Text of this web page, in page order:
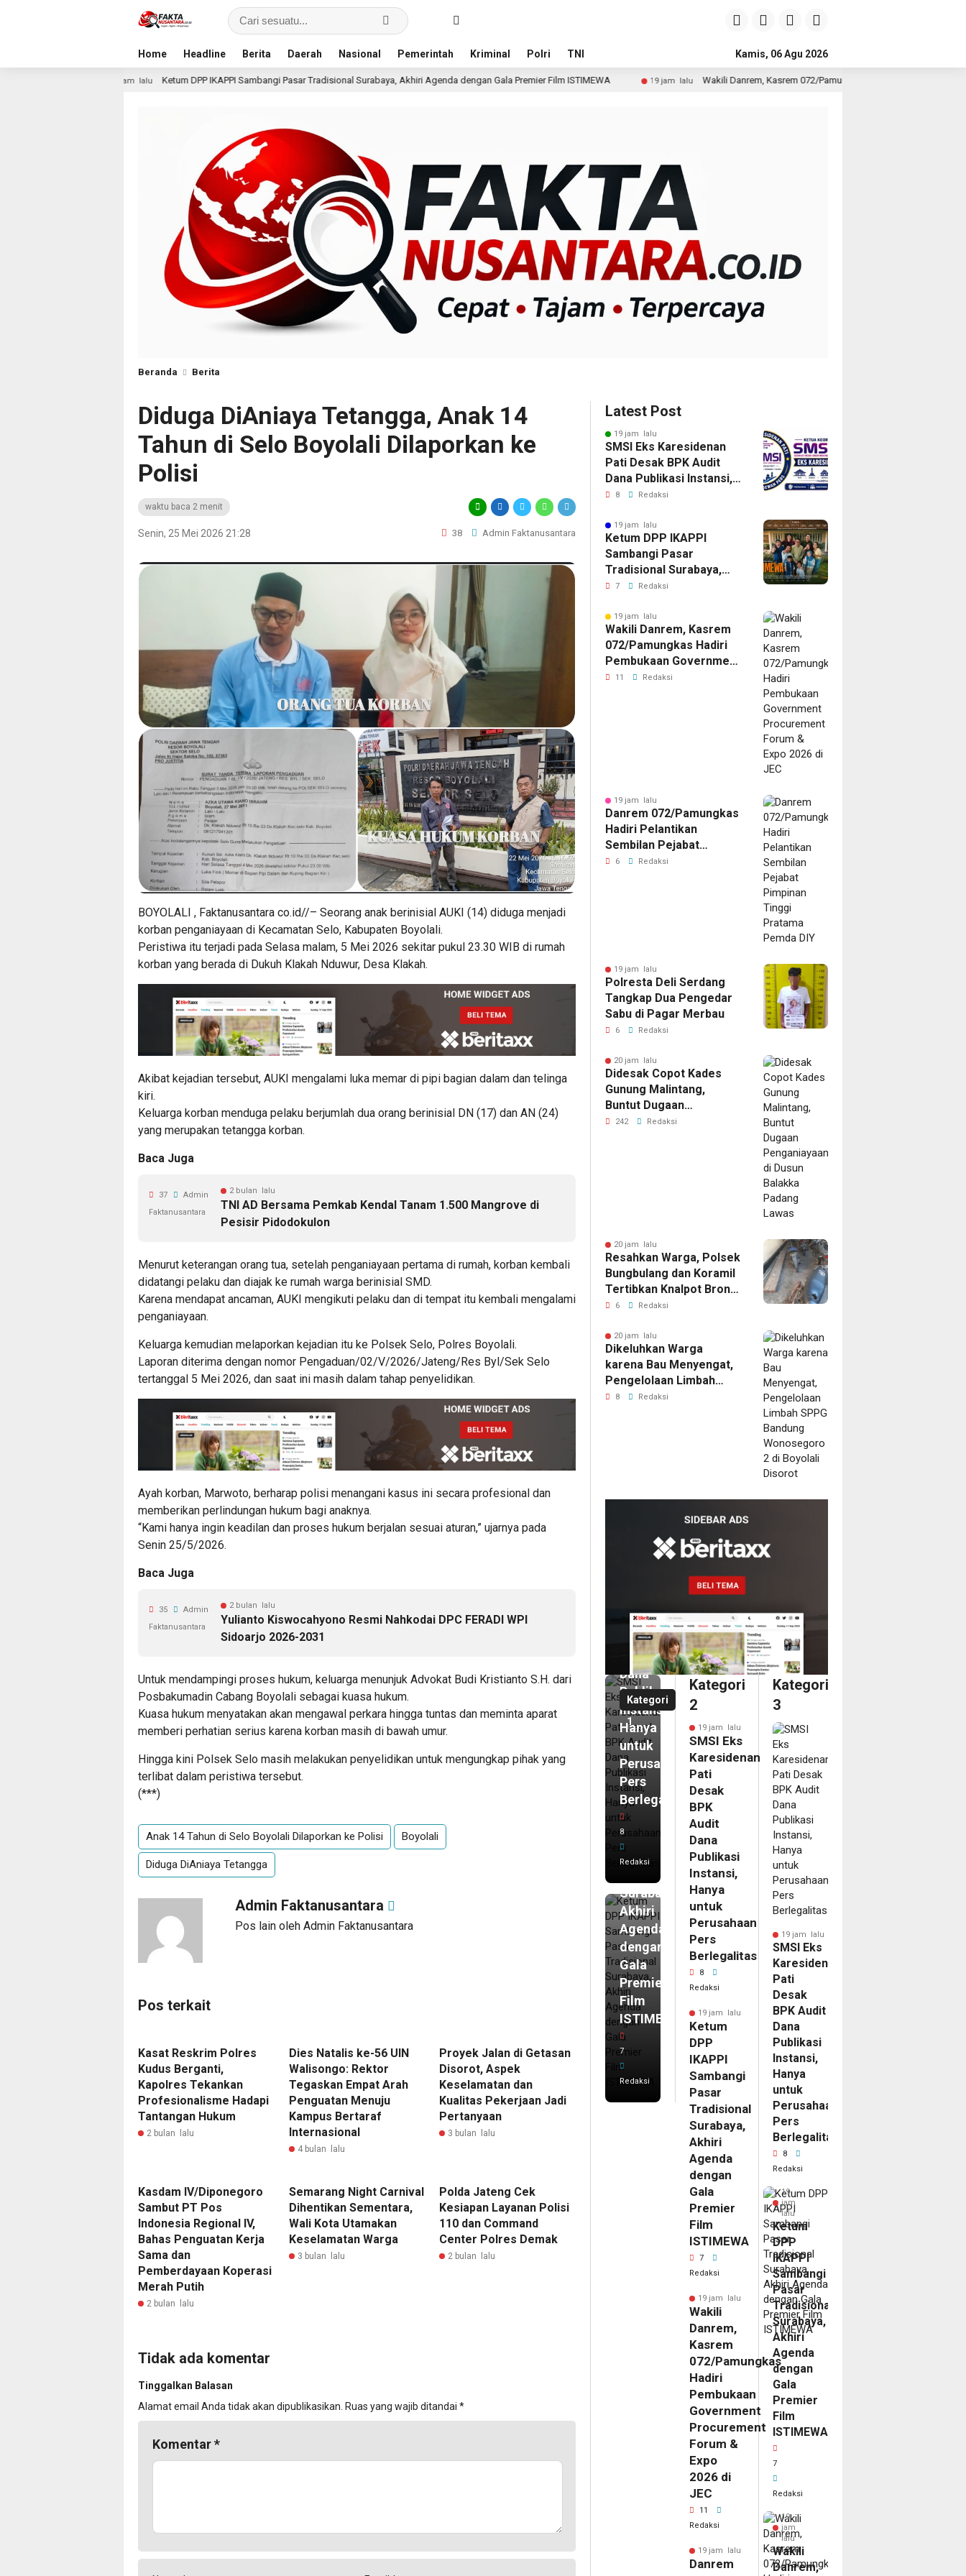
Home Headline Berita Daerah Nasional Pemerintah Kriminal Polri TNI Kamis, 06 Agu 2026
Ketum DPP IKAPPI Sambangi Pasar Tradisional Surabaya, Akhiri Agenda dengan Gala Premier Film ISTIMEWA 19 jam lalu Wakili Danrem, Kasrem 072/Pamungkas Hadiri Pembukaan Government Procurement
Beranda Berita
Diduga DiAniaya Tetangga, Anak 14
Tahun di Selo Boyolali Dilaporkan ke
Polisi
waktu baca 2 menit
Senin, 25 Mei 2026 21:28 38 Admin Faktanusantara
BOYOLALI , Faktanusantara co.id//– Seorang anak berinisial AUKI (14) diduga menjadi
korban penganiayaan di Kecamatan Selo, Kabupaten Boyolali.
Peristiwa itu terjadi pada Selasa malam, 5 Mei 2026 sekitar pukul 23.30 WIB di rumah
korban yang berada di Dukuh Klakah Nduwur, Desa Klakah.
Akibat kejadian tersebut, AUKI mengalami luka memar di pipi bagian dalam dan telinga
kiri.
Keluarga korban menduga pelaku berjumlah dua orang berinisial DN (17) dan AN (24)
yang merupakan tetangga korban.
Baca Juga
2 bulan lalu
TNI AD Bersama Pemkab Kendal Tanam 1.500 Mangrove di
Pesisir Pidodokulon
37
Admin
Faktanusantara
Menurut keterangan orang tua, setelah penganiayaan pertama di rumah, korban kembali
didatangi pelaku dan diajak ke rumah warga berinisial SMD.
Karena mendapat ancaman, AUKI mengikuti pelaku dan di tempat itu kembali mengalami
penganiayaan.
Keluarga kemudian melaporkan kejadian itu ke Polsek Selo, Polres Boyolali.
Laporan diterima dengan nomor Pengaduan/02/V/2026/Jateng/Res Byl/Sek Selo
tertanggal 5 Mei 2026, dan saat ini masih dalam tahap penyelidikan.
Ayah korban, Marwoto, berharap polisi menangani kasus ini secara profesional dan
memberikan perlindungan hukum bagi anaknya.
“Kami hanya ingin keadilan dan proses hukum berjalan sesuai aturan,” ujarnya pada
Senin 25/5/2026.
Baca Juga
2 bulan lalu
Yulianto Kiswocahyono Resmi Nahkodai DPC FERADI WPI
Sidoarjo 2026-2031
35
Admin
Faktanusantara
Untuk mendampingi proses hukum, keluarga menunjuk Advokat Budi Kristianto S.H. dari
Posbakumadin Cabang Boyolali sebagai kuasa hukum.
Kuasa hukum menyatakan akan mengawal perkara hingga tuntas dan meminta aparat
memberi perhatian serius karena korban masih di bawah umur.
Hingga kini Polsek Selo masih melakukan penyelidikan untuk mengungkap pihak yang
terlibat dalam peristiwa tersebut.
(***)
Anak 14 Tahun di Selo Boyolali Dilaporkan ke Polisi Boyolali
Diduga DiAniaya Tetangga
Admin Faktanusantara
Pos lain oleh Admin Faktanusantara
Pos terkait
Kasat Reskrim Polres
Kudus Berganti,
Kapolres Tekankan
Profesionalisme Hadapi
Tantangan Hukum
2 bulan lalu
Dies Natalis ke-56 UIN
Walisongo: Rektor
Tegaskan Empat Arah
Penguatan Menuju
Kampus Bertaraf
Internasional
4 bulan lalu
Proyek Jalan di Getasan
Disorot, Aspek
Keselamatan dan
Kualitas Pekerjaan Jadi
Pertanyaan
3 bulan lalu
Kasdam IV/Diponegoro
Sambut PT Pos
Indonesia Regional IV,
Bahas Penguatan Kerja
Sama dan
Pemberdayaan Koperasi
Merah Putih
2 bulan lalu
Semarang Night Carnival
Dihentikan Sementara,
Wali Kota Utamakan
Keselamatan Warga
3 bulan lalu
Polda Jateng Cek
Kesiapan Layanan Polisi
110 dan Command
Center Polres Demak
2 bulan lalu
Tidak ada komentar
Tinggalkan Balasan
Alamat email Anda tidak akan dipublikasikan. Ruas yang wajib ditandai *
Komentar*
Latest Post
19 jam lalu
SMSI Eks Karesidenan
Pati Desak BPK Audit
Dana Publikasi Instansi,
Hanya untuk Perusahaan
8 Redaksi
19 jam lalu
Ketum DPP IKAPPI
Sambangi Pasar
Tradisional Surabaya,
Akhiri Agenda dengan
ISTIMEWA
7 Redaksi
19 jam lalu
Wakili Danrem, Kasrem
072/Pamungkas Hadiri
Pembukaan Government
Procurement Forum &
11 Redaksi
19 jam lalu
Danrem 072/Pamungkas
Hadiri Pelantikan
Sembilan Pejabat
Pimpinan Tinggi Pratama
6 Redaksi
19 jam lalu
Polresta Deli Serdang
Tangkap Dua Pengedar
Sabu di Pagar Merbau
6 Redaksi
20 jam lalu
Didesak Copot Kades
Gunung Malintang,
Buntut Dugaan
Penganiayaan di Dusun
242 Redaksi
20 jam lalu
Resahkan Warga, Polsek
Bungbulang dan Koramil
Tertibkan Knalpot Brong
di Jalan Raya
6 Redaksi
20 jam lalu
Dikeluhkan Warga
karena Bau Menyengat,
Pengelolaan Limbah
SPPG Bandung
8 Redaksi
Kategori
1
Desak
BPK
Audit
Dana
Publikasi
Instansi,
Hanya
untuk
Perusahaan
Pers
Berlegalitas
8
Redaksi
19
jam
lalu
Ketum
DPP
IKAPPI
Sambangi
Pasar
Tradisional
Surabaya,
Akhiri
Agenda
dengan
Gala
Premier
Film
ISTIMEWA
7
Redaksi
Kategori
2
19 jam lalu
SMSI Eks
Karesidenan
Pati
Desak
BPK
Audit
Dana
Publikasi
Instansi,
Hanya
untuk
Perusahaan
Pers
Berlegalitas
8
Redaksi
19 jam lalu
Ketum
DPP
IKAPPI
Sambangi
Pasar
Tradisional
Surabaya,
Akhiri
Agenda
dengan
Gala
Premier
Film
ISTIMEWA
7
Redaksi
19 jam lalu
Wakili
Danrem,
Kasrem
072/Pamungkas
Hadiri
Pembukaan
Government
Procurement
Forum &
Expo
2026 di
JEC
11
Redaksi
19 jam lalu
Danrem
Kategori
3
19 jam lalu
SMSI Eks
Karesidenan
Pati
Desak
BPK Audit
Dana
Publikasi
Instansi,
Hanya
untuk
Perusahaan
Pers
Berlegalitas
8
Redaksi
19
jam
lalu
Ketum
DPP
IKAPPI
Sambangi
Pasar
Tradisional
Surabaya,
Akhiri
Agenda
dengan
Gala
Premier
Film
ISTIMEWA
7
Redaksi
19
jam
lalu
Wakili
Danrem,